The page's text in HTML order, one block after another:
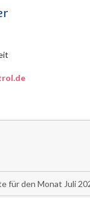
für den Monat Juli